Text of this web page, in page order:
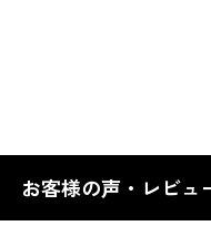
お客様の声・レビュ